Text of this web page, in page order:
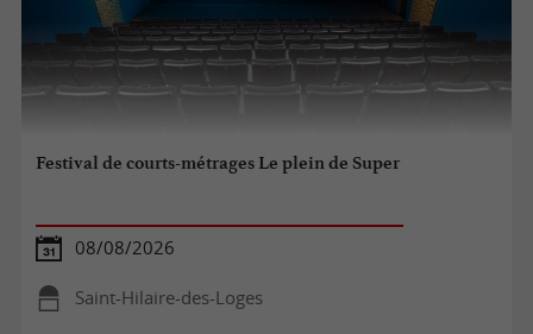
Festival de courts-métrages Le plein de Super
08/08/2026
Saint-Hilaire-des-Loges